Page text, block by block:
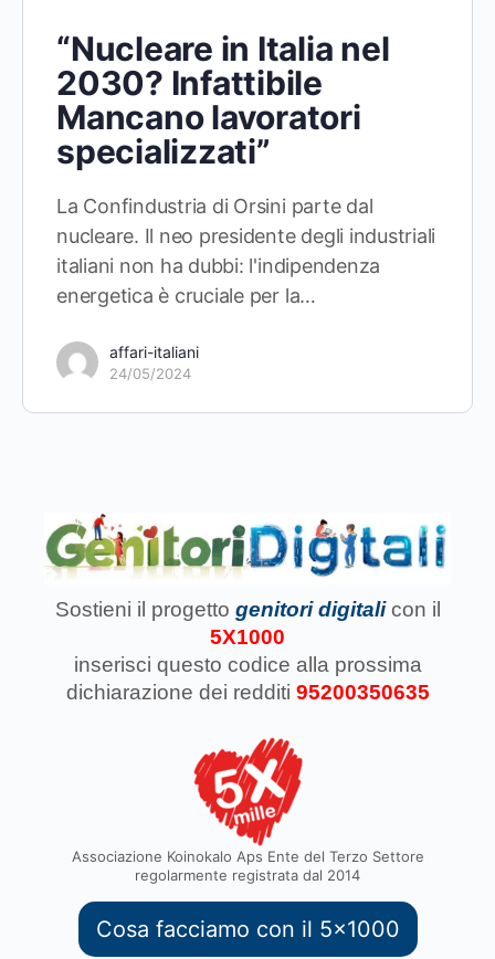
“Nucleare in Italia nel
2030? Infattibile
Mancano lavoratori
specializzati”
La Confindustria di Orsini parte dal
nucleare. Il neo presidente degli industriali
italiani non ha dubbi: l'indipendenza
energetica è cruciale per la…
affari-italiani
24/05/2024
Sostieni il progetto genitori digitali con il
5X1000
inserisci questo codice alla prossima
dichiarazione dei redditi 95200350635
Associazione Koinokalo Aps Ente del Terzo Settore
regolarmente registrata dal 2014
Cosa facciamo con il 5x1000